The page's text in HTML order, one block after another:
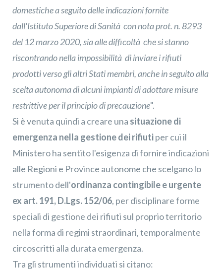
domestiche a seguito delle indicazioni fornite
dall'Istituto Superiore di Sanità con nota prot. n. 8293
del 12 marzo 2020, sia alle difficoltà che si stanno
riscontrando nella impossibilità di inviare i rifiuti
prodotti verso gli altri Stati membri, anche in seguito alla
scelta autonoma di alcuni impianti di adottare misure
restrittive per il principio di precauzione".
Si è venuta quindi a creare una situazione di
emergenza nella gestione dei rifiutiper cui il
Ministero ha sentito l'esigenza di fornire indicazioni
alle Regioni e Province autonome che scelgano lo
strumento dell'ordinanza contingibile e urgente
ex art. 191, D.Lgs. 152/06, per disciplinare forme
speciali di gestione dei rifiuti sul proprio territorio
nella forma di regimi straordinari, temporalmente
circoscritti alla durata emergenza.
Tra gli strumenti individuati si citano: